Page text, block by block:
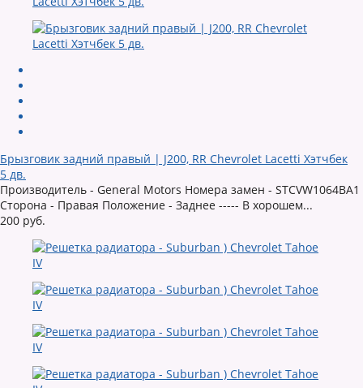
Брызговик задний правый | J200, RR Chevrolet Lacetti Хэтчбек
5 дв.
Производитель - General Motors Номера замен - STCVW1064BA1
Сторона - Правая Положение - Заднее ----- В хорошем...
200 руб.